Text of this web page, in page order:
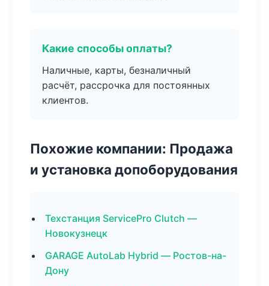
Какие способы оплаты?
Наличные, карты, безналичный
расчёт, рассрочка для постоянных
клиентов.
Похожие компании: Продажа
и установка допоборудования
Техстанция ServicePro Clutch —
Новокузнецк
GARAGE AutoLab Hybrid — Ростов-на-
Дону